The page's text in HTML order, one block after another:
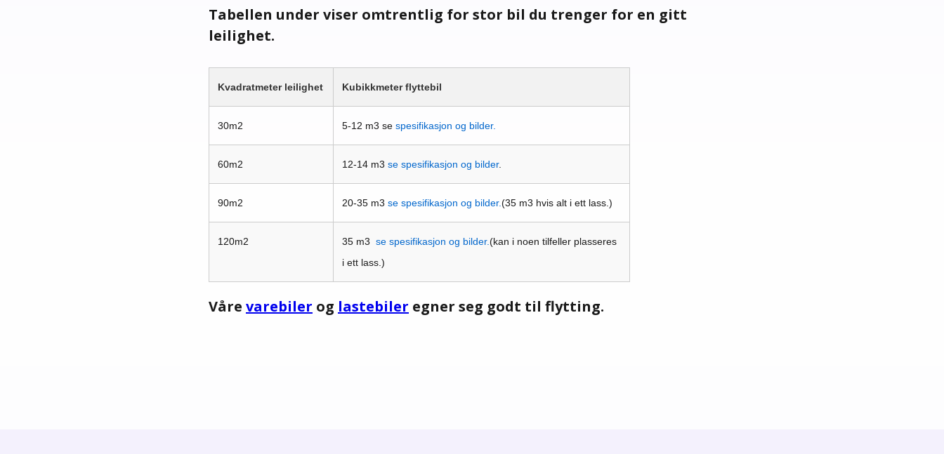
Tabellen under viser omtrentlig for stor bil du trenger for en gitt
leilighet.
Kvadratmeter leilighet Kubikkmeter flyttebil
30m2 5-12 m3 se spesifikasjon og bilder.
60m2 12-14 m3 se spesifikasjon og bilder.
90m2 20-35 m3 se spesifikasjon og bilder.(35 m3 hvis alt i ett lass.)
120m2 35 m3 se spesifikasjon og bilder.(kan i noen tilfeller plasseres
i ett lass.)
Våre varebiler og lastebiler egner seg godt til flytting.